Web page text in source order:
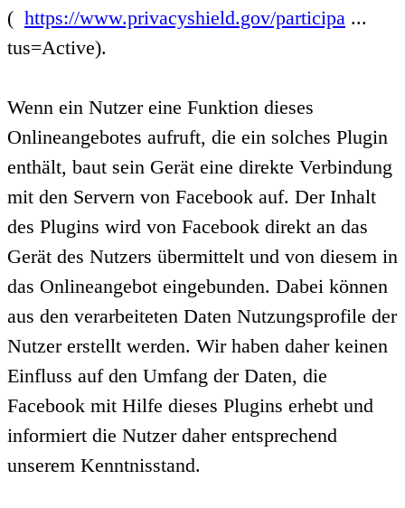
( https://www.privacyshield.gov/participa ...
tus=Active).
Wenn ein Nutzer eine Funktion dieses
Onlineangebotes aufruft, die ein solches Plugin
enthält, baut sein Gerät eine direkte Verbindung
mit den Servern von Facebook auf. Der Inhalt
des Plugins wird von Facebook direkt an das
Gerät des Nutzers übermittelt und von diesem in
das Onlineangebot eingebunden. Dabei können
aus den verarbeiteten Daten Nutzungsprofile der
Nutzer erstellt werden. Wir haben daher keinen
Einfluss auf den Umfang der Daten, die
Facebook mit Hilfe dieses Plugins erhebt und
informiert die Nutzer daher entsprechend
unserem Kenntnisstand.